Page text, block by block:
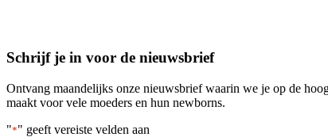
Schrijf je in voor de nieuwsbrief
Ontvang maandelijks onze nieuwsbrief waarin we je op de
maakt voor vele moeders en hun newborns.
"*" geeft vereiste velden aan